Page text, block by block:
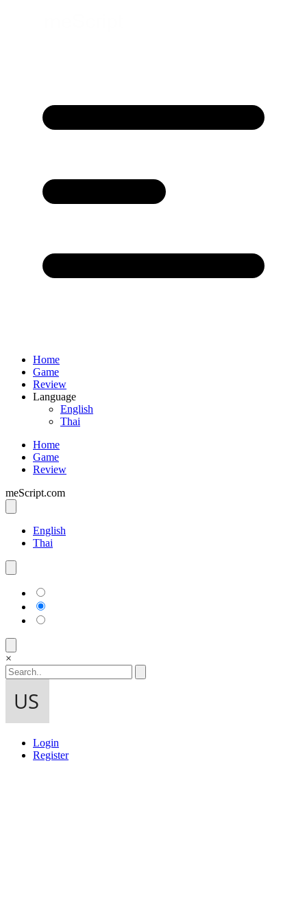
Home
Game
Review
Language
English
Thai
Home
Game
Review
meScript.com
English
Thai
×
Login
Register